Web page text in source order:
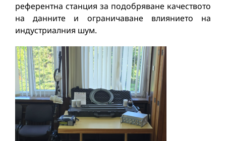
референтна станция за подобряване качеството
на данните и ограничаване влиянието на
индустриалния шум.